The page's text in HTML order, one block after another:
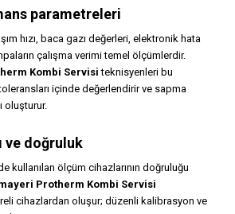
parametreleri
hızı, baca gazı değerleri, elektronik hata
çalışma verimi temel ölçümlerdir.
Kombi Servisi teknisyenleri bu
içinde değerlendirir ve sapma
oluşturur.
ve doğruluk
kullanılan ölçüm cihazlarının doğruluğu
Protherm Kombi Servisi
cihazlardan oluşur; düzenli kalibrasyon ve